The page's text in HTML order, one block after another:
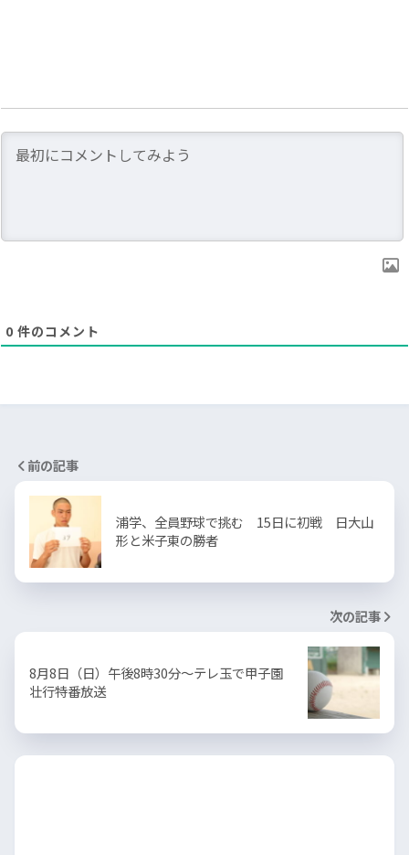
0 件のコメント
前の記事
浦学、全員野球で挑む 15日に初戦 日大山
形と米子東の勝者
次の記事
8月8日（日）午後8時30分～テレ玉で甲子園
壮行特番放送